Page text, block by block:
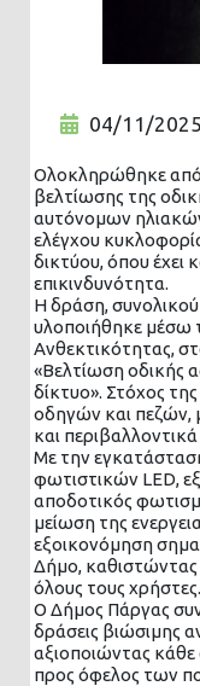
04/11/2025
Ολοκληρώθηκε
βελτίωσης της
αυτόνομων
ελέγχου
δικτύου, όπου έχει
επικινδυνότητα.
Η δράση,
υλοποιήθηκε μέσω
Ανθεκτικότητας,
«Βελτίωση οδικής
δίκτυο». Στόχος
οδηγών και πεζών,
και
Με την
φωτιστικών LED,
αποδοτικός
μείωση της
εξοικονόμηση
Δήμο, καθιστώντας
όλους τους χρήστες.
Ο Δήμος Πάργας
δράσεις βιώσιμης
αξιοποιώντας κάθε
προς όφελος των